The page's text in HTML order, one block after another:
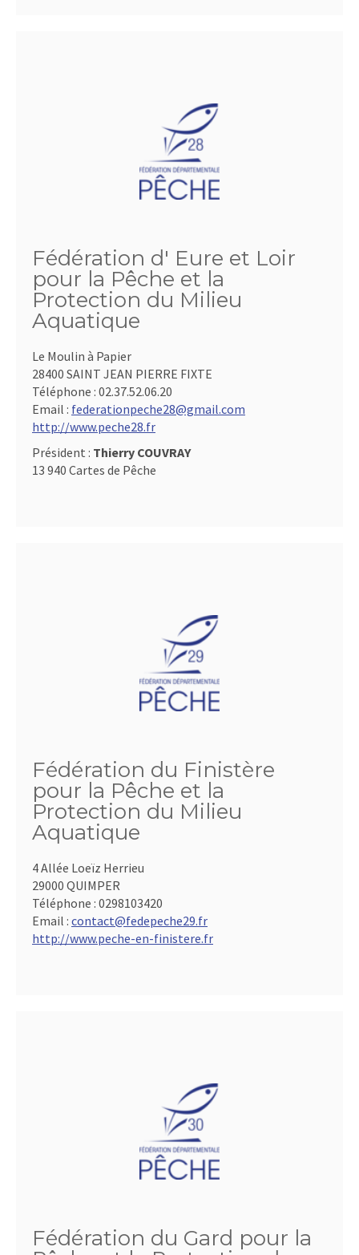
Fédération d' Eure et Loir
pour la Pêche et la
Protection du Milieu
Aquatique
Le Moulin à Papier
28400 SAINT JEAN PIERRE FIXTE
Téléphone : 02.37.52.06.20
Email : federationpeche28@gmail.com
http://www.peche28.fr
Président : Thierry COUVRAY
13 940 Cartes de Pêche
Fédération du Finistère
pour la Pêche et la
Protection du Milieu
Aquatique
4 Allée Loeïz Herrieu
29000 QUIMPER
Téléphone : 0298103420
Email : contact@fedepeche29.fr
http://www.peche-en-finistere.fr
Fédération du Gard pour la